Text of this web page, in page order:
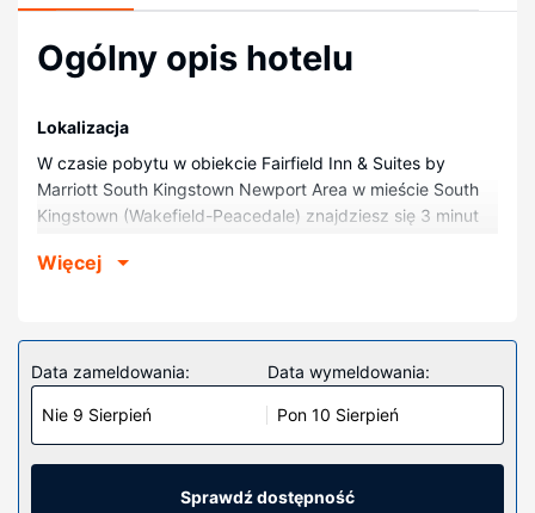
Ogólny opis hotelu
Lokalizacja
W czasie pobytu w obiekcie Fairfield Inn & Suites by
Marriott South Kingstown Newport Area w mieście South
Kingstown (Wakefield-Peacedale) znajdziesz się 3 minut
od miejsca takiego jak University of Rhode Island. Hotel
Marynarki Wojennej.
Pokoje
Poczuj się jak w domu w 100 pokojach, których
wyposażenie to lodówka i telewizor LED. Bezpłatny
bezprzewodowy dostęp do internetu zapewni łączność ze
światem, a telewizja kablowa — rozrywkę. Prywatna
Więcej
Data zameldowania:
Nie 9 Sierpień
Data wymeldowania:
Pon 10 Sierpień
Sprawdź dostępność